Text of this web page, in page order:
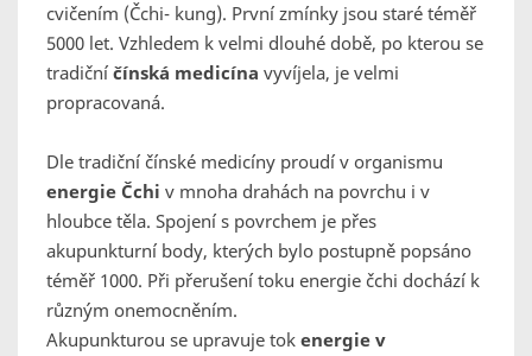
cvičením (Čchi- kung). První zmínky jsou staré téměř
5000 let. Vzhledem k velmi dlouhé době, po kterou se
tradiční čínská medicína vyvíjela, je velmi
propracovaná.
Dle tradiční čínské medicíny proudí v organismu
energie Čchi v mnoha drahách na povrchu i v
hloubce těla. Spojení s povrchem je přes
akupunkturní body, kterých bylo postupně popsáno
téměř 1000. Při přerušení toku energie čchi dochází k
různým onemocněním.
Akupunkturou se upravuje tok energie v